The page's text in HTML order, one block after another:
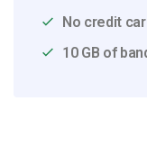
No credit
10 GB of